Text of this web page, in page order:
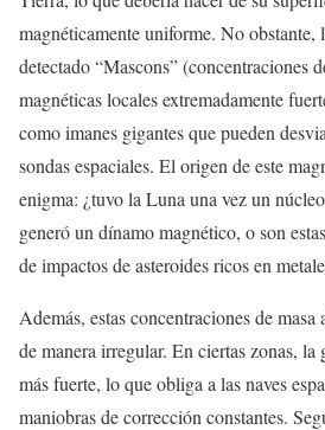
magnéticamente uniforme. No obstante,
detectado “Mascons” (concentraciones
magnéticas locales extremadamente
como imanes gigantes que pueden
sondas espaciales. El origen de este
enigma: ¿tuvo la Luna una vez un
generó un dínamo magnético, o son
de impactos de asteroides ricos en
Además, estas concentraciones de
de manera irregular. En ciertas zonas, la
más fuerte, lo que obliga a las naves
maniobras de corrección constantes.